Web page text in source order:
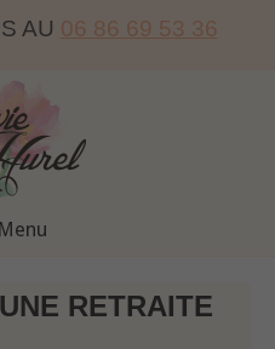
AU 06 86 69 53 36
Menu
RETRAITE